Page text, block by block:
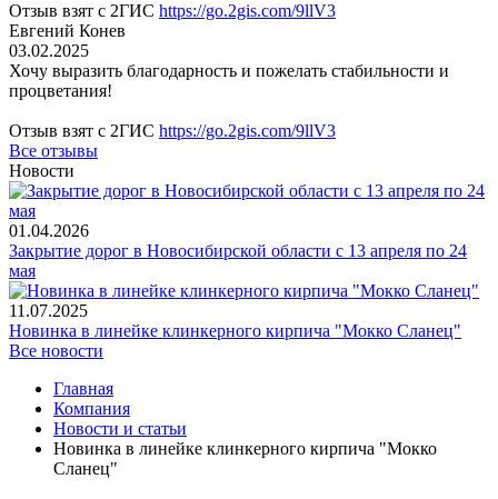
Отзыв взят с 2ГИС https://go.2gis.com/9llV3
Евгений Конев
03.02.2025
Хочу выразить благодарность и пожелать стабильности и
процветания!
Отзыв взят с 2ГИС https://go.2gis.com/9llV3
Все отзывы
Новости
01.04.2026
Закрытие дорог в Новосибирской области с 13 апреля по 24
мая
11.07.2025
Новинка в линейке клинкерного кирпича "Мокко Сланец"
Все новости
Главная
Компания
Новости и статьи
Новинка в линейке клинкерного кирпича "Мокко
Сланец"